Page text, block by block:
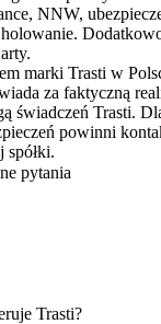
NNW,
marki Trasti w
za faktyczną
świadczeń Trasti.
powinni
spółki.
pytania
Trasti?